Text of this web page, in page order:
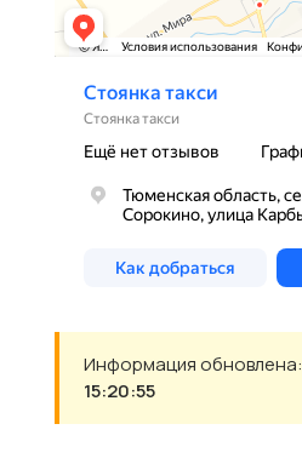
Информация обновлена:
15:20:55